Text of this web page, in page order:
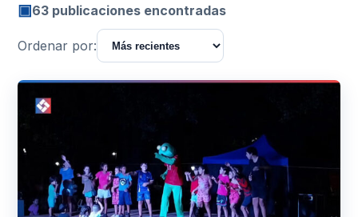
▣63 publicaciones encontradas
Ordenar por: